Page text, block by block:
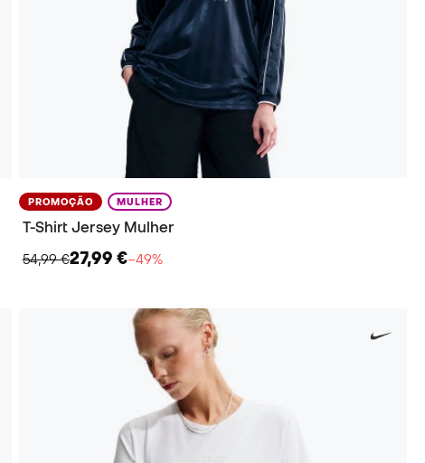
PROMOÇÃO MULHER
T-Shirt Jersey Mulher
54,99 €27,99 €−49%